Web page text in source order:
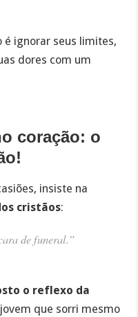
é ignorar seus limites,
dores com um
coração: o
insiste na
cristãos:
de funeral.”
o reflexo da
que sorri mesmo